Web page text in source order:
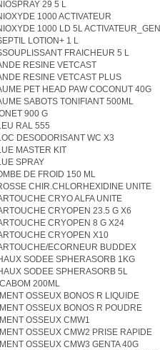
29 5 L
1000 ACTIVATEUR
1000 LD 5L ACTIVATEUR_GEN
LOTION+ 1 L
FRAICHEUR 5 L
RESINE VETCAST
RESINE VETCAST PLUS
PET HEAD PAW COCONUT 40G
SABOTS TONIFIANT 500ML
900 G
RAL 555
DESODORISANT WC X3
MASTER KIT
SPRAY
DE FROID 150 ML
CHIR.CHLORHEXIDINE UNITE
CRYO ALFA UNITE
CRYOPEN 23.5 G X6
CRYOPEN 8 G X24
CRYOPEN X10
ECORNEUR BUDDEX
SODEE SPHERASORB 1KG
SODEE SPHERASORB 5L
200ML
OSSEUX BONOS R LIQUIDE
OSSEUX BONOS R POUDRE
OSSEUX CMW1
OSSEUX CMW2 PRISE RAPIDE
OSSEUX CMW3 GENTA 40G